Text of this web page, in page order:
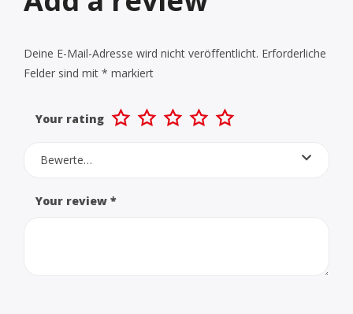
Deine E-Mail-Adresse wird nicht veröffentlicht. Erforderliche
Felder sind mit * markiert
Your rating
Bewerte…
Your review *